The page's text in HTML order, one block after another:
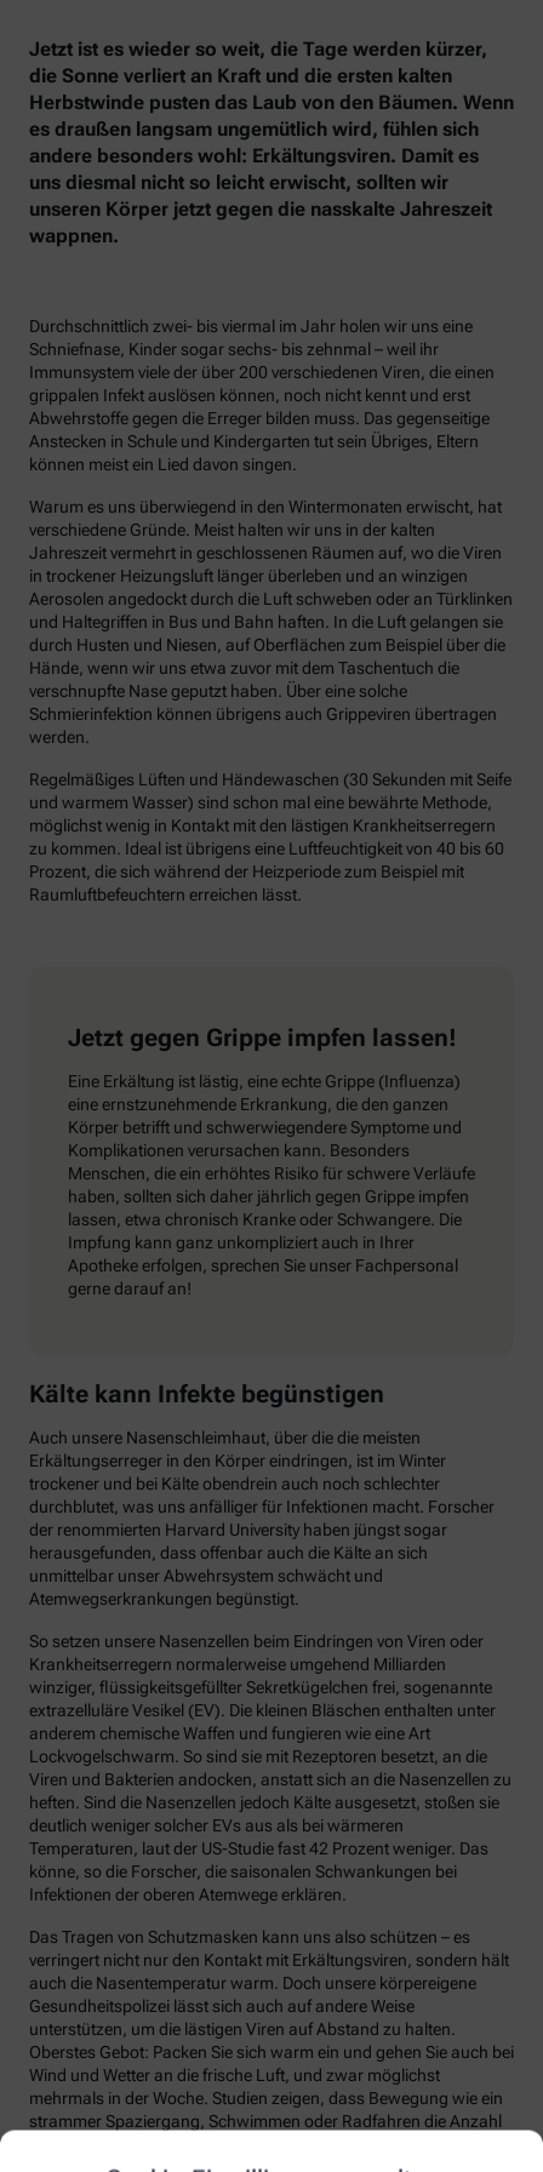
Jetzt ist es wieder so weit, die Tage werden kürzer,
die Sonne verliert an Kraft und die ersten kalten
Herbstwinde pusten das Laub von den Bäumen. Wenn
es draußen langsam ungemütlich wird, fühlen sich
andere besonders wohl: Erkältungsviren. Damit es
uns diesmal nicht so leicht erwischt, sollten wir
unseren Körper jetzt gegen die nasskalte Jahreszeit
wappnen.
Durchschnittlich zwei- bis viermal im Jahr holen wir uns eine
Schniefnase, Kinder sogar sechs- bis zehnmal – weil ihr
Immunsystem viele der über 200 verschiedenen Viren, die einen
grippalen Infekt auslösen können, noch nicht kennt und erst
Abwehrstoffe gegen die Erreger bilden muss. Das gegenseitige
Anstecken in Schule und Kindergarten tut sein Übriges, Eltern
können meist ein Lied davon singen.
Warum es uns überwiegend in den Wintermonaten erwischt, hat
verschiedene Gründe. Meist halten wir uns in der kalten
Jahreszeit vermehrt in geschlossenen Räumen auf, wo die Viren
in trockener Heizungsluft länger überleben und an winzigen
Aerosolen angedockt durch die Luft schweben oder an Türklinken
und Haltegriffen in Bus und Bahn haften. In die Luft gelangen sie
durch Husten und Niesen, auf Oberflächen zum Beispiel über die
Hände, wenn wir uns etwa zuvor mit dem Taschentuch die
verschnupfte Nase geputzt haben. Über eine solche
Schmierinfektion können übrigens auch Grippeviren übertragen
werden.
Regelmäßiges Lüften und Händewaschen (30 Sekunden mit Seife
und warmem Wasser) sind schon mal eine bewährte Methode,
möglichst wenig in Kontakt mit den lästigen Krankheitserregern
zu kommen. Ideal ist übrigens eine Luftfeuchtigkeit von 40 bis 60
Prozent, die sich während der Heizperiode zum Beispiel mit
Raumluftbefeuchtern erreichen lässt.
Jetzt gegen Grippe impfen lassen!
Eine Erkältung ist lästig, eine echte Grippe (Influenza)
eine ernstzunehmende Erkrankung, die den ganzen
Körper betrifft und schwerwiegendere Symptome und
Komplikationen verursachen kann. Besonders
Menschen, die ein erhöhtes Risiko für schwere Verläufe
haben, sollten sich daher jährlich gegen Grippe impfen
lassen, etwa chronisch Kranke oder Schwangere. Die
Impfung kann ganz unkompliziert auch in Ihrer
Apotheke erfolgen, sprechen Sie unser Fachpersonal
gerne darauf an!
Kälte kann Infekte begünstigen
Auch unsere Nasenschleimhaut, über die die meisten
Erkältungserreger in den Körper eindringen, ist im Winter
trockener und bei Kälte obendrein auch noch schlechter
durchblutet, was uns anfälliger für Infektionen macht. Forscher
der renommierten Harvard University haben jüngst sogar
herausgefunden, dass offenbar auch die Kälte an sich
unmittelbar unser Abwehrsystem schwächt und
Atemwegserkrankungen begünstigt.
So setzen unsere Nasenzellen beim Eindringen von Viren oder
Krankheitserregern normalerweise umgehend Milliarden
winziger, flüssigkeitsgefüllter Sekretkügelchen frei, sogenannte
extrazelluläre Vesikel (EV). Die kleinen Bläschen enthalten unter
anderem chemische Waffen und fungieren wie eine Art
Lockvogelschwarm. So sind sie mit Rezeptoren besetzt, an die
Viren und Bakterien andocken, anstatt sich an die Nasenzellen zu
heften. Sind die Nasenzellen jedoch Kälte ausgesetzt, stoßen sie
deutlich weniger solcher EVs aus als bei wärmeren
Temperaturen, laut der US-Studie fast 42 Prozent weniger. Das
könne, so die Forscher, die saisonalen Schwankungen bei
Infektionen der oberen Atemwege erklären.
Das Tragen von Schutzmasken kann uns also schützen – es
verringert nicht nur den Kontakt mit Erkältungsviren, sondern hält
auch die Nasentemperatur warm. Doch unsere körpereigene
Gesundheitspolizei lässt sich auch auf andere Weise
unterstützen, um die lästigen Viren auf Abstand zu halten.
Oberstes Gebot: Packen Sie sich warm ein und gehen Sie auch bei
Wind und Wetter an die frische Luft, und zwar möglichst
mehrmals in der Woche. Studien zeigen, dass Bewegung wie ein
strammer Spaziergang, Schwimmen oder Radfahren die Anzahl
Regelmäßige Bewegung sorgt auch dafür, dass Fremdstoffe über